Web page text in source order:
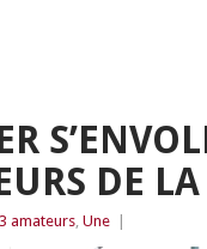
DE
amateurs, Une